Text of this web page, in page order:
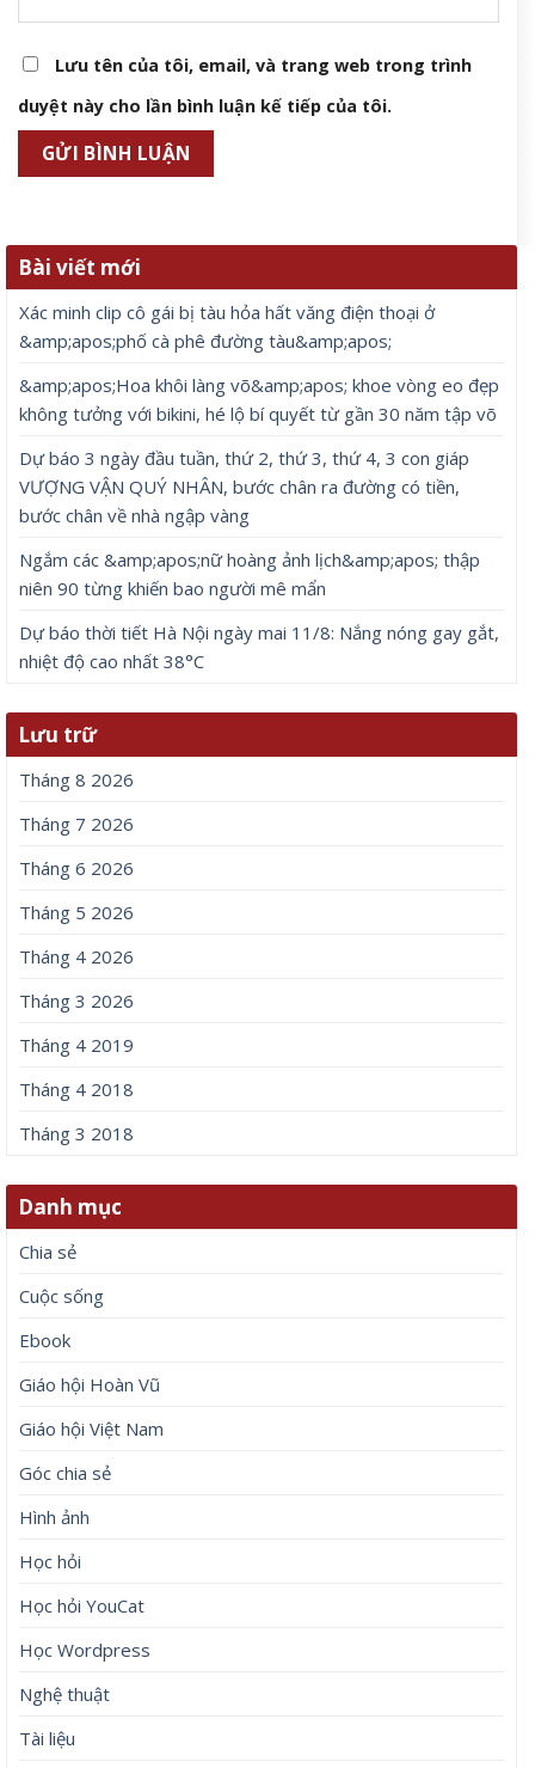
Lưu tên của tôi, email, và trang web trong trình
duyệt này cho lần bình luận kế tiếp của tôi.
Bài viết mới
Xác minh clip cô gái bị tàu hỏa hất văng điện thoại ở
&amp;apos;phố cà phê đường tàu&amp;apos;
&amp;apos;Hoa khôi làng võ&amp;apos; khoe vòng eo đẹp
không tưởng với bikini, hé lộ bí quyết từ gần 30 năm tập võ
Dự báo 3 ngày đầu tuần, thứ 2, thứ 3, thứ 4, 3 con giáp
VƯỢNG VẬN QUÝ NHÂN, bước chân ra đường có tiền,
bước chân về nhà ngập vàng
Ngắm các &amp;apos;nữ hoàng ảnh lịch&amp;apos; thập
niên 90 từng khiến bao người mê mẩn
Dự báo thời tiết Hà Nội ngày mai 11/8: Nắng nóng gay gắt,
nhiệt độ cao nhất 38°C
Lưu trữ
Tháng 8 2026
Tháng 7 2026
Tháng 6 2026
Tháng 5 2026
Tháng 4 2026
Tháng 3 2026
Tháng 4 2019
Tháng 4 2018
Tháng 3 2018
Danh mục
Chia sẻ
Cuộc sống
Ebook
Giáo hội Hoàn Vũ
Giáo hội Việt Nam
Góc chia sẻ
Hình ảnh
Học hỏi
Học hỏi YouCat
Học Wordpress
Nghệ thuật
Tài liệu